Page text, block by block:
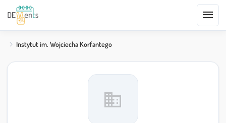
menu
Instytut im. Wojciecha Korfantego
domain